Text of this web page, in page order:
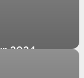
2024